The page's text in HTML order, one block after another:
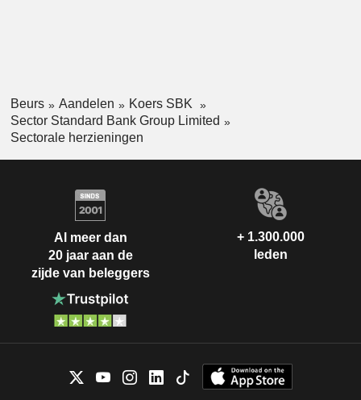
Beurs Aandelen
Koers SBK
Sector Standard Bank Group Limited
Sectorale herzieningen
Al meer dan
20 jaar aan de
zijde van beleggers
+ 1.300.000
leden